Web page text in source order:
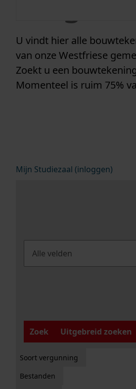
U vindt hier alle
van onze Westfriese
Zoekt u een
Momenteel is ruim 75%
Mijn Studiezaal (inloggen)
Zoek
Uitgebreid zoeken
Soort vergunning
Bestanden